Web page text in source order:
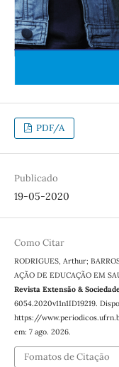
PDF/A
Publicado
19-05-2020
Como Citar
RODRIGUES, Arthur;
AÇÃO DE EDUCAÇÃO EM
Revista Extensão &
6054.2020v11n1ID19219.
https://
em: 7 ago. 2026.
Fomatos de Citação